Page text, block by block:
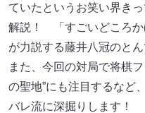
ていたというお笑い界き
解説！ 「すごいどころか
が力説する藤井八冠のと
また、今回の対局で将棋
の聖地”にも注目するなど
バレ流に深掘りします！